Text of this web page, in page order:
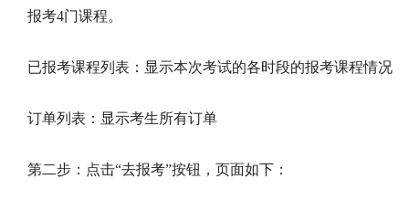
报考4门课程。
已报考课程列表：显示本次考试的各时段的报考课程情况
订单列表：显示考生所有订单
第二步：点击“去报考”按钮，页面如下：